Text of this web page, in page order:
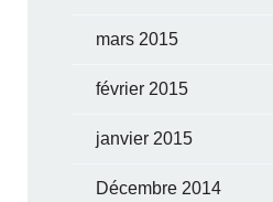
mars 2015
février 2015
janvier 2015
Décembre 2014